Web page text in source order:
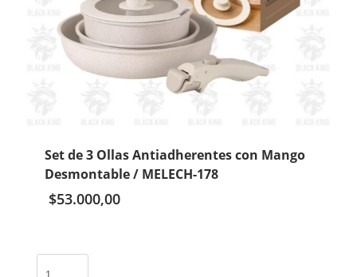
Set de 3 Ollas Antiadherentes con Mango
Desmontable / MELECH-178
$53.000,00